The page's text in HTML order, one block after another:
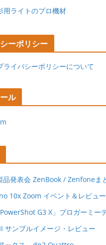
用ライトのプロ機材
ーポリシー
ライバシーポリシーについて
ル
品発表会 ZenBook / Zenfoneま
10x Zoom イベント＆レビュー
G3 X」ブロガーミー
サンプルイメージ・レビュー